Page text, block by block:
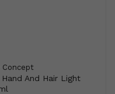
Concept
And Hair Light